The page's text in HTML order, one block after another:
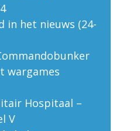
in het nieuws (24-
wargames
Hospitaal –
V